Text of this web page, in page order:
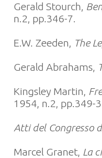
Gerald Stourch,
n.2, pp.346-7.
E.W. Zeeden, The
Gerald Abrahams,
Kingsley Martin,
1954, n.2, pp.349-
Atti del Congresso
Marcel Granet, La